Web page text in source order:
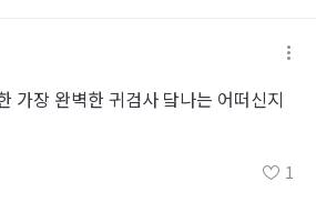
가장 완벽한 귀검사 닼나는 어떠신지
1